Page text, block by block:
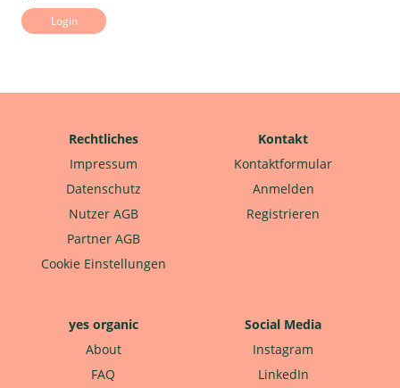
Login
Rechtliches
Impressum
Datenschutz
Nutzer AGB
Partner AGB
Cookie Einstellungen
Kontakt
Kontaktformular
Anmelden
Registrieren
yes organic
About
FAQ
Social Media
Instagram
LinkedIn